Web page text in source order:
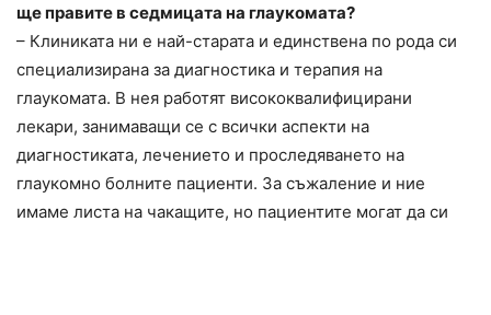
ще правите в седмицата на глаукомата?
– Клиниката ни е най-старата и единствена по рода си
специализирана за диагностика и терапия на
глаукомата. В нея работят висококвалифицирани
лекари, занимаващи се с всички аспекти на
диагностиката, лечението и проследяването на
глаукомно болните пациенти. За съжаление и ние
имаме листа на чакащите, но пациентите могат да си